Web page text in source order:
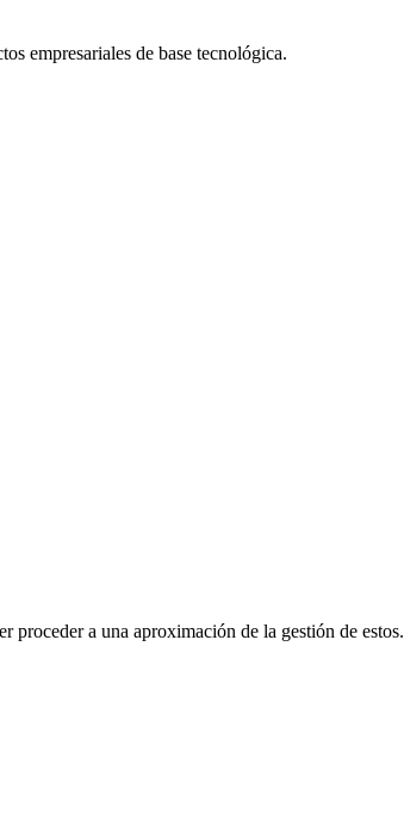
empresariales de base tecnológica.
proceder a una aproximación de la gestión de estos.